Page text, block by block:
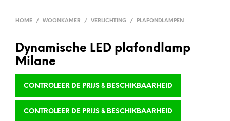
HOME / WOONKAMER / VERLICHTING / PLAFONDLAMPEN
Dynamische LED plafondlamp
Milane
CONTROLEER DE PRIJS & BESCHIKBAARHEID
CONTROLEER DE PRIJS & BESCHIKBAARHEID